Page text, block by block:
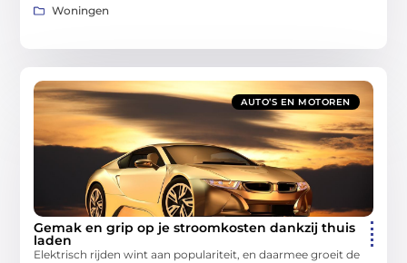
Woningen
AUTO’S EN MOTOREN
Gemak en grip op je stroomkosten dankzij thuis
laden
Elektrisch rijden wint aan populariteit, en daarmee groeit de